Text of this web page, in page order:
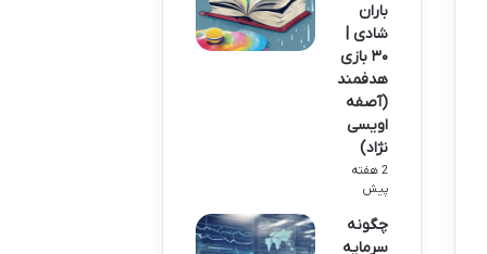
باران
شادی |
۳۰ بازی
هدفمند
(آصفه
اویسی
نژاد)
2 هفته
پیش
چگونه
سرمایه